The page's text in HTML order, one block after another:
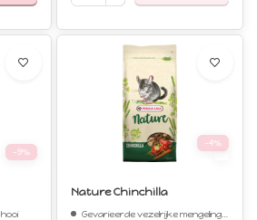
-9%
-4%
Nature Chinchilla
Gevarieerde vezelrijke mengeling voor chinchilla's